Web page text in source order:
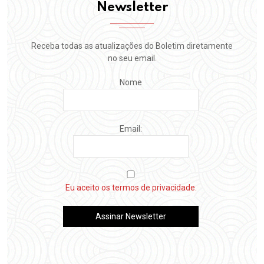
Newsletter
Receba todas as atualizações do Boletim diretamente
no seu email.
Nome
Email:
Eu aceito os termos de privacidade.